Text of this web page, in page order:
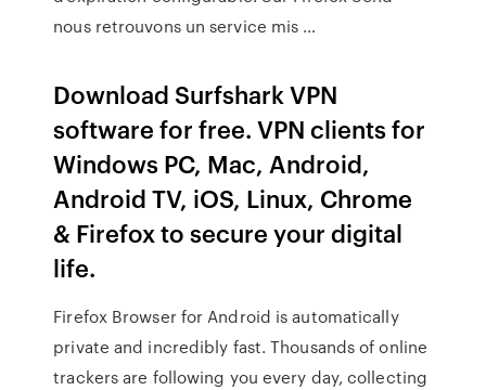
nous retrouvons un service mis …
Download Surfshark VPN
software for free. VPN clients for
Windows PC, Mac, Android,
Android TV, iOS, Linux, Chrome
& Firefox to secure your digital
life.
Firefox Browser for Android is automatically
private and incredibly fast. Thousands of online
trackers are following you every day, collecting